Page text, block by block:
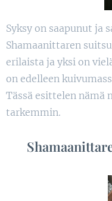
Syksy on saapunut ja
Shamaanittaren
erilaista ja yksi on
on edelleen
Tässä esittelen nämä
tarkemmin.